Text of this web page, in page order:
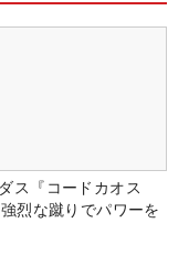
ス『コードカオス
烈な蹴りでパワーを